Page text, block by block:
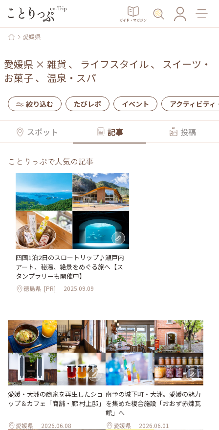
ガイド・マガジン
愛媛県
愛媛県 × 雑貨 、 ライフスタイル、 スイーツ・
お菓子、 温泉・スパ
絞り込む たびレポ イベント アクティビティ
スポット 記事 投稿
ことりっぷで人気の記事
四国1泊2日のスロートリップ♪瀬戸内
アート、秘湯、絶景をめぐる旅へ【ス
タンプラリーも開催中】
徳島県 [PR] 2025.09.09
愛媛・大洲の商家を再生したショ
ップ＆カフェ「商舗・廊 村上邸」
愛媛県 2026.06.08
南予の城下町・大洲。愛媛の魅力
を集めた複合施設「おおず赤煉瓦
館」へ
愛媛県 2026.06.01